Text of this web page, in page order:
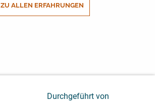
ZU ALLEN ERFAHRUNGEN
Durchgeführt von